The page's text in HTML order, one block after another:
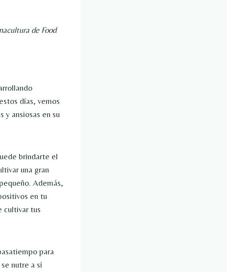
de Food
días, vemos
y ansiosas en su
brindarte el
una gran
Además,
en tu
cultivar tus
para
nutre a sí